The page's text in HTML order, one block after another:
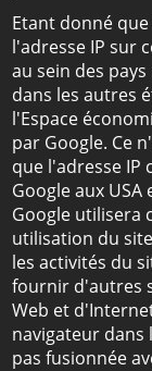
Etant donné
l'adresse IP sur
au sein des
dans les autres
l'Espace
par Google. Ce
que l'adresse IP
Google aux
Google utilisera
utilisation du
les activités du
fournir d'autres
Web et
navigateur dans
pas fusionnée